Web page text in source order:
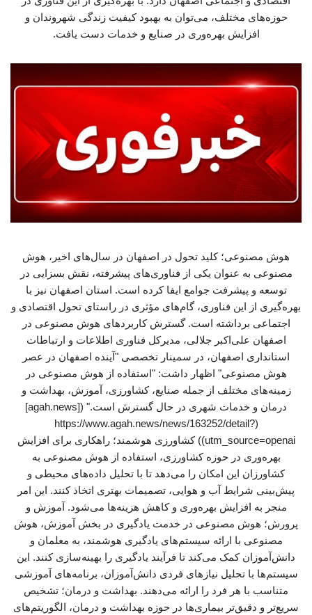
حوزه‌های مختلف، می‌توان به بهبود کیفیت زندگی شهروندان و
افزایش بهره‌وری در صنایع و خدمات دست یافت.
هوش مصنوعی؛ کلید تحول در اصفهان در سال‌های اخیر، هوش
مصنوعی به عنوان یکی از فناوری‌های پیشرفته، نقش بسزایی در
توسعه و پیشرفت جوامع ایفا کرده است. استان اصفهان نیز با
بهره‌گیری از این فناوری، گام‌های مؤثری در راستای تحول اقتصادی و
اجتماعی برداشته است. گسترش کاربردهای هوش مصنوعی در
اصفهان علی‌اکبر جلالی، مدیرکل فناوری اطلاعات و ارتباطات
استانداری اصفهان، در سمینار تخصصی "آینده اصفهان در عصر
هوش مصنوعی" اظهار داشت: "استفاده از هوش مصنوعی در
زمینه‌های مختلف از جمله صنایع، کشاورزی، آموزش، بهداشت و
درمان و خدمات شهری در حال گسترش است." ([agah.news]
(https://www.agah.news/news/163252/detail?
utm_source=openai)) کشاورزی هوشمند؛ راهکاری برای افزایش
بهره‌وری در حوزه کشاورزی، استفاده از هوش مصنوعی به
کشاورزان این امکان را می‌دهد تا با تحلیل داده‌های محیطی و
پیش‌بینی شرایط آب و هوایی، تصمیمات بهتری اتخاذ کنند. این امر
منجر به افزایش بهره‌وری و کاهش هزینه‌ها می‌شود. آموزش و
پرورش؛ هوش مصنوعی در خدمت یادگیری در بخش آموزش، هوش
مصنوعی با ارائه سیستم‌های یادگیری هوشمند، به معلمان و
دانش‌آموزان کمک می‌کند تا فرآیند یادگیری را بهینه‌سازی کنند. این
سیستم‌ها با تحلیل نیازهای فردی دانش‌آموزان، برنامه‌های آموزشی
متناسب با هر فرد را ارائه می‌دهند. بهداشت و درمان؛ تشخیص
سریع‌تر و دقیق‌تر بیماری‌ها در حوزه بهداشت و درمان، الگوریتم‌های